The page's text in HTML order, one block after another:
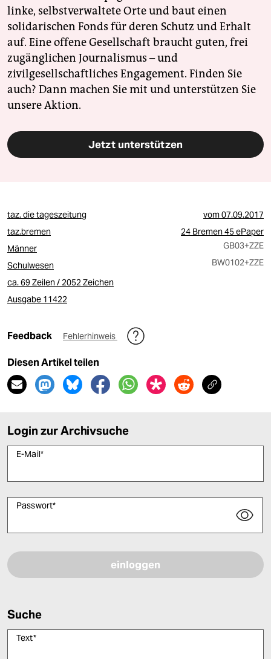
linke, selbstverwaltete Orte und baut einen
solidarischen Fonds für deren Schutz und Erhalt
auf. Eine offene Gesellschaft braucht guten, frei
zugänglichen Journalismus – und
zivilgesellschaftliches Engagement. Finden Sie
auch? Dann machen Sie mit und unterstützen Sie
unsere Aktion.
Jetzt unterstützen
taz. die tageszeitung vom07.09.2017
taz.bremen
24 Bremen 45 ePaper
Männer
GB03+ZZE
Schulwesen
BW0102+ZZE
ca. 69 Zeilen / 2052 Zeichen
Ausgabe 11422
Feedback Fehlerhinweis
Diesen Artikel teilen
Login zur Archivsuche
E-Mail*
Passwort*
Suche
Text*